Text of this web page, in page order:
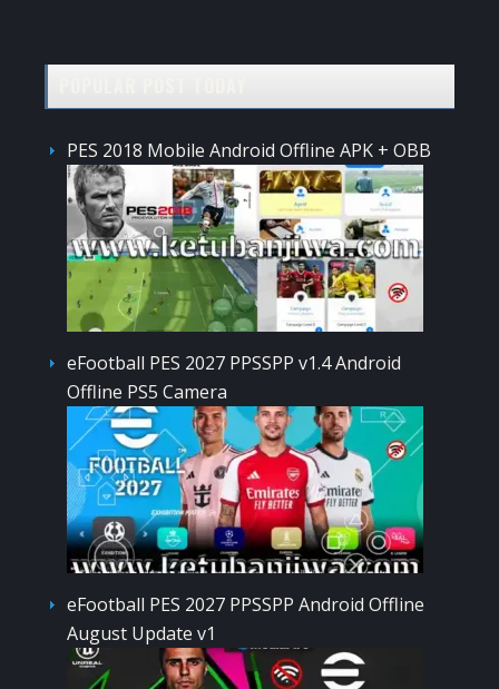
PES 2018 Mobile Android Offline APK + OBB
eFootball PES 2027 PPSSPP v1.4 Android
Offline PS5 Camera
eFootball PES 2027 PPSSPP Android Offline
August Update v1